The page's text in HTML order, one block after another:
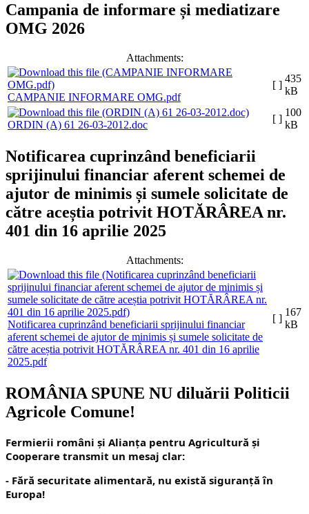
Campania de informare și mediatizare
OMG 2026
Attachments:
CAMPANIE INFORMARE OMG.pdf
[ ]
435
kB
ORDIN (A) 61 26-03-2012.doc
[ ]
100
kB
Notificarea cuprinzând beneficiarii
sprijinului financiar aferent schemei de
ajutor de minimis și sumele solicitate de
către aceștia potrivit HOTĂRÂREA nr.
401 din 16 aprilie 2025
Attachments:
Notificarea cuprinzând beneficiarii sprijinului financiar
aferent schemei de ajutor de minimis și sumele solicitate de
către aceștia potrivit HOTĂRÂREA nr. 401 din 16 aprilie
2025.pdf
[ ]
167
kB
ROMÂNIA SPUNE NU diluării Politicii
Agricole Comune!
Fermierii români și Alianța pentru Agricultură și
Cooperare transmit un mesaj clar:
- Fără securitate alimentară, nu există siguranță în
Europa!